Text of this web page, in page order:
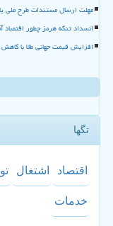
مهلت ارسال مستندات طرح ملی یاوران پیشرفت2
انسداد تنگه هرمز چطور اقتصاد
افزایش قیمت جهانی طلا با
تگها
اقتصاد اشتغال
خدمات